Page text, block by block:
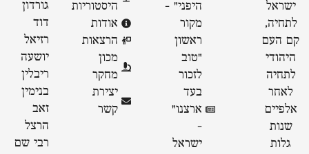
ישראל
לתחיה,
קם העם
היהודי
לתחיה
לאחר
אלפיים
שנות
גלות
היפני" -
מקור
ראשון
״טוב
לזכור
בעד
ארצנו״
-
ישראל
היסטוריות
אודות
הרצאות
מכון
מחקר
יצירת
קשר
גורדון
דוד
רזיאל
יושעה
ריבלין
בנימין
זאב
הרצל
רבי שם